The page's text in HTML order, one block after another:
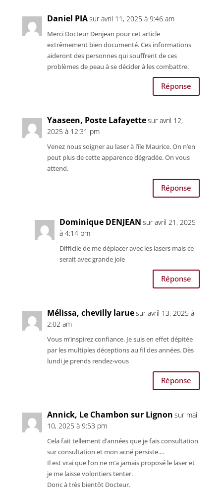
Daniel PIAsur avril 11, 2025 à 9:46 am
Merci Docteur Denjean pour cet article
extrêmement bien documenté. Ces informations
aideront des personnes qui souffrent de ces
problèmes de peau à se décider à les combattre.
Réponse
Yaaseen, Poste Lafayettesur avril 12,
2025 à 12:31 pm
Venez nous soigner au laser à l’île Maurice. On n’en
peut plus de cette apparence dégradée. On vous
attend.
Réponse
Dominique DENJEAN sur avril 21, 2025
à 4:14 pm
Difficile de me déplacer avec les lasers mais ce
serait avec grande joie
Réponse
Mélissa, chevilly laruesur avril 13, 2025 à
2:02 am
Vous m’inspirez confiance. Je suis en effet dépitée
par les multiples déceptions au fil des années. Dès
lundi je prends rendez-vous
Réponse
Annick, Le Chambon sur Lignon sur mai
10, 2025 à 9:53 pm
Cela fait tellement d’années que je fais consultation
sur consultation et mon acné persiste.…
Il est vrai que l’on ne m’a jamais proposé le laser et
je me laisse volontiers tenter.
Donc à très bientôt Docteur.